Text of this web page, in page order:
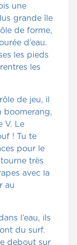
une
grande île
de forme,
d’eau.
les pieds
les
de jeu, il
boomerang,
V. Le
! Tu te
pour le
très
avec la
au
l’eau, ils
du surf.
debout sur